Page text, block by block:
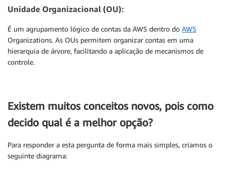
Unidade Organizacional (OU):
É um agrupamento lógico de contas da AWS dentro do AWS
Organizations. As OUs permitem organizar contas em uma
hierarquia de árvore, facilitando a aplicação de mecanismos de
controle.
Existem muitos conceitos novos, pois como
decido qual é a melhor opção?
Para responder a esta pergunta de forma mais simples, criamos o
seguinte diagrama: